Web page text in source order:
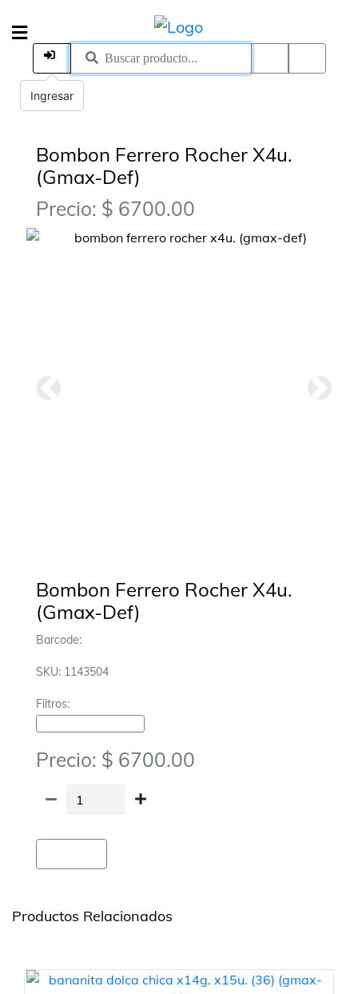
Bombon Ferrero Rocher X4u.
(Gmax-Def)
Precio: $ 6700.00
Bombon Ferrero Rocher X4u.
(Gmax-Def)
Barcode:
SKU: 1143504
Filtros:
Precio: $ 6700.00
Productos Relacionados
Ingresar